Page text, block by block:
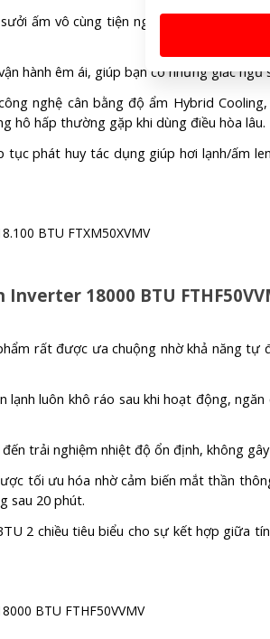
ấm vô cùng tiện nghi, đi kèm phin lọc
hành êm ái, giúp bạn có những giấc ngủ
nghệ cân bằng độ ẩm Hybrid
hô hấp thường gặp khi dùng điều hòa lâu.
phát huy tác dụng giúp hơi lạnh/ấm
18000 BTU
rất được ưa chuộng nhờ khả năng
lạnh luôn khô ráo sau khi hoạt động,
trải nghiệm nhiệt độ ổn định, không
tối ưu hóa nhờ cảm biến mắt thần
sau 20 phút.
2 chiều tiêu biểu cho sự kết hợp giữa